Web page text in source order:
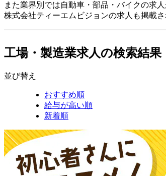
また業界別では自動車・部品・バイクの求
株式会社ティーエムビジョンの求人も掲載
工場・製造業求人の検索結果
並び替え
おすすめ順
給与が高い順
新着順